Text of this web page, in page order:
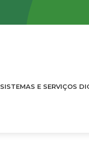
SISTEMAS E SERVIÇOS